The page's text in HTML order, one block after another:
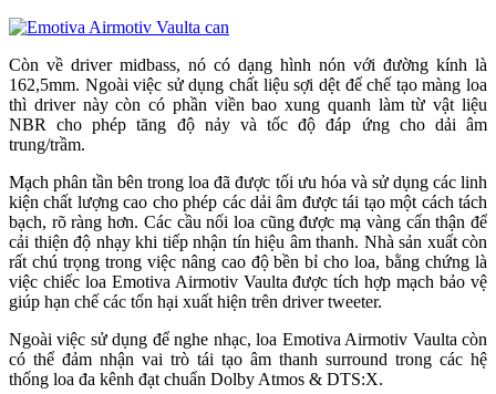
Còn về driver midbass, nó có dạng hình nón với đường kính là
162,5mm. Ngoài việc sử dụng chất liệu sợi dệt để chế tạo màng loa
thì driver này còn có phần viền bao xung quanh làm từ vật liệu
NBR cho phép tăng độ nảy và tốc độ đáp ứng cho dải âm
trung/trầm.
Mạch phân tần bên trong loa đã được tối ưu hóa và sử dụng các linh
kiện chất lượng cao cho phép các dải âm được tái tạo một cách tách
bạch, rõ ràng hơn. Các cầu nối loa cũng được mạ vàng cẩn thận để
cải thiện độ nhạy khi tiếp nhận tín hiệu âm thanh. Nhà sản xuất còn
rất chú trọng trong việc nâng cao độ bền bỉ cho loa, bằng chứng là
việc chiếc loa Emotiva Airmotiv Vaulta được tích hợp mạch bảo vệ
giúp hạn chế các tổn hại xuất hiện trên driver tweeter.
Ngoài việc sử dụng để nghe nhạc, loa Emotiva Airmotiv Vaulta còn
có thể đảm nhận vai trò tái tạo âm thanh surround trong các hệ
thống loa đa kênh đạt chuẩn Dolby Atmos & DTS:X.